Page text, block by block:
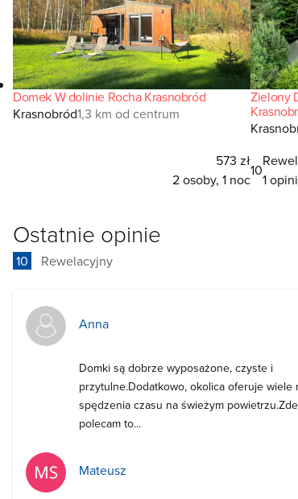
Domek W dolinie Rocha Krasnobród
Krasnobród1,3 km od centrum
573 zł
2 osoby, 1 noc
Zielony
10
1
Ostatnie opinie
10 Rewelacyjny
Anna
Domki są dobrze wyposażone, czyste i
przytulne.Dodatkowo, okolica oferuje wiele
spędzenia czasu na świeżym
polecam to...
Mateusz